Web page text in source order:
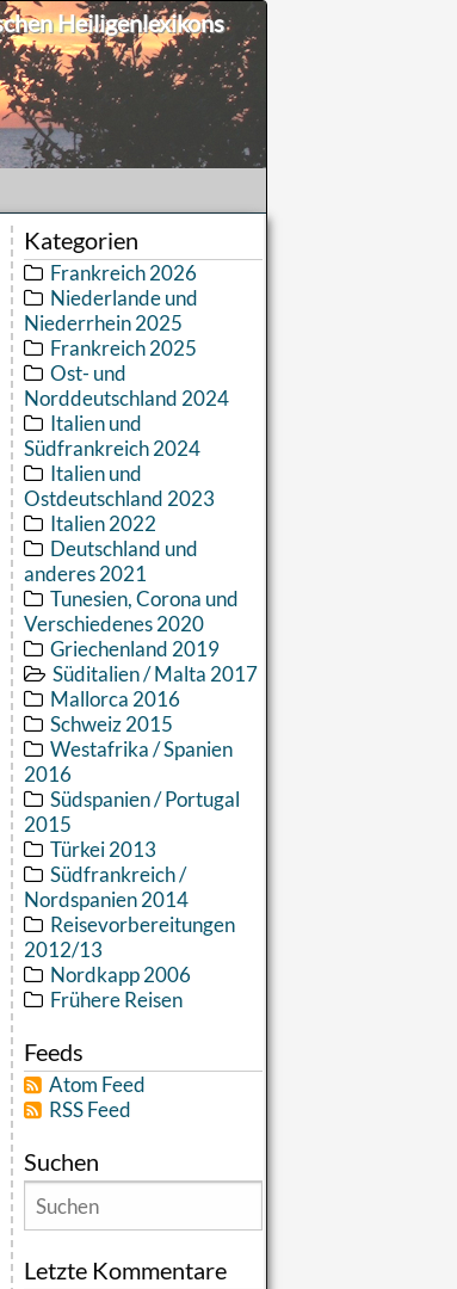
Heiligenlexikons
Kategorien
Frankreich 2026
Niederlande und
Niederrhein 2025
Frankreich 2025
Ost- und
Norddeutschland 2024
Italien und
Südfrankreich 2024
Italien und
Ostdeutschland 2023
Italien 2022
Deutschland und
anderes 2021
Tunesien, Corona und
Verschiedenes 2020
Griechenland 2019
Süditalien / Malta 2017
Mallorca 2016
Schweiz 2015
Westafrika / Spanien
2016
Südspanien / Portugal
2015
Türkei 2013
Südfrankreich /
Nordspanien 2014
Reisevorbereitungen
2012/13
Nordkapp 2006
Frühere Reisen
Feeds
Atom Feed
RSS Feed
Suchen
Letzte Kommentare